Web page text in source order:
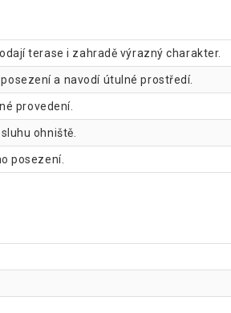
terase i zahradě výrazný charakter.
a navodí útulné prostředí.
provedení.
ohniště.
posezení.